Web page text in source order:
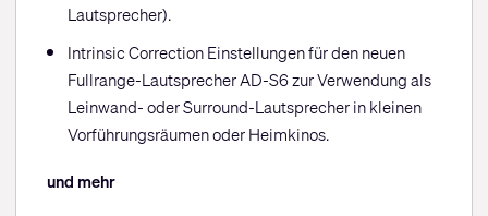
Lautsprecher).
Intrinsic Correction Einstellungen für den neuen
Fullrange-Lautsprecher AD-S6 zur Verwendung als
Leinwand- oder Surround-Lautsprecher in kleinen
Vorführungsräumen oder Heimkinos.
und mehr